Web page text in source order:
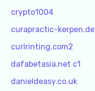
crypto1004
curapractic-kerpen.de
curlrinting.com2
dafabetasia.net c1
danieldeasy.co.uk